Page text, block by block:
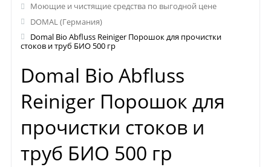
Моющие и чистящие средства по выгодной цене
DOMAL (Германия)
Domal Bio Abfluss Reiniger Порошок для прочистки
стоков и труб БИО 500 гр
Domal Bio Abfluss
Reiniger Порошок для
прочистки стоков и
труб БИО 500 гр